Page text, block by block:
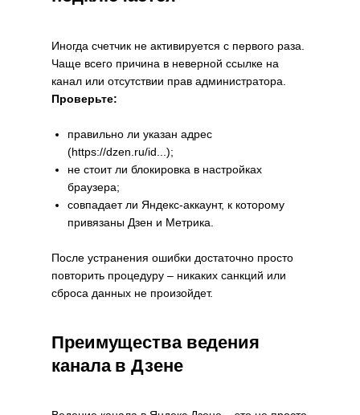
Иногда счетчик не активируется с первого раза.
Чаще всего причина в неверной ссылке на
канал или отсутствии прав администратора.
Проверьте:
правильно ли указан адрес
(https://dzen.ru/id...);
не стоит ли блокировка в настройках
браузера;
совпадает ли Яндекс-аккаунт, к которому
привязаны Дзен и Метрика.
После устранения ошибки достаточно просто
повторить процедуру – никаких санкций или
сброса данных не произойдет.
Преимущества ведения
канала в Дзене